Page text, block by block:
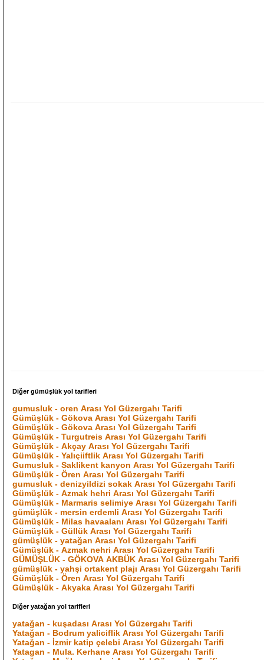
Diğer gümüşlük yol tarifleri
gumusluk - oren Arası Yol Güzergahı Tarifi
Gümüşlük - Gökova Arası Yol Güzergahı Tarifi
Gümüşlük - Gökova Arası Yol Güzergahı Tarifi
Gümüşlük - Turgutreis Arası Yol Güzergahı Tarifi
Gümüşlük - Akçay Arası Yol Güzergahı Tarifi
Gümüşlük - Yalıçiiftlik Arası Yol Güzergahı Tarifi
Gumusluk - Saklikent kanyon Arası Yol Güzergahı Tarifi
Gümüşlük - Ören Arası Yol Güzergahı Tarifi
gumusluk - denizyildizi sokak Arası Yol Güzergahı Tarifi
Gümüşlük - Azmak hehri Arası Yol Güzergahı Tarifi
Gümüşlük - Marmaris selimiye Arası Yol Güzergahı Tarifi
gümüşlük - mersin erdemli Arası Yol Güzergahı Tarifi
Gümüşlük - Milas havaalanı Arası Yol Güzergahı Tarifi
Gümüşlük - Güllük Arası Yol Güzergahı Tarifi
gümüşlük - yatağan Arası Yol Güzergahı Tarifi
Gümüşlük - Azmak nehri Arası Yol Güzergahı Tarifi
GÜMÜŞLÜK - GÖKOVA AKBÜK Arası Yol Güzergahı Tarifi
gümüşlük - yahşi ortakent plajı Arası Yol Güzergahı Tarifi
Gümüşlük - Ören Arası Yol Güzergahı Tarifi
Gümüşlük - Akyaka Arası Yol Güzergahı Tarifi
Diğer yatağan yol tarifleri
yatağan - kuşadası Arası Yol Güzergahı Tarifi
Yatağan - Bodrum yaliciflik Arası Yol Güzergahı Tarifi
Yatağan - İzmir katip çelebi Arası Yol Güzergahı Tarifi
Yatagan - Mula. Kerhane Arası Yol Güzergahı Tarifi